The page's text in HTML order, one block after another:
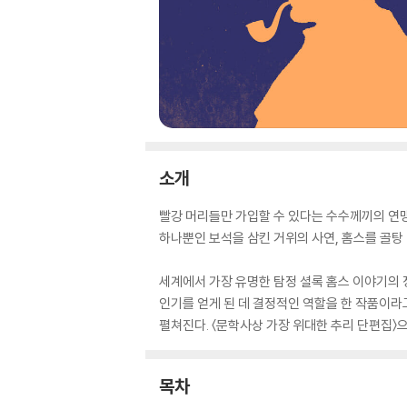
소개
빨강 머리들만 가입할 수 있다는 수수께끼의
하나뿐인 보석을 삼킨 거위의 사연, 홈스를 골탕
세계에서 가장 유명한 탐정 셜록 홈스 이야기
인기를 얻게 된 데 결정적인 역할을 한 작품이
펼쳐진다. 〈문학사상 가장 위대한 추리 단편집
목차